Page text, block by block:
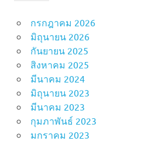
กรกฎาคม 2026
มิถุนายน 2026
กันยายน 2025
สิงหาคม 2025
มีนาคม 2024
มิถุนายน 2023
มีนาคม 2023
กุมภาพันธ์ 2023
มกราคม 2023